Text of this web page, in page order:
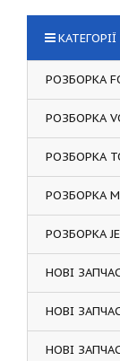
РОЗБОРКА
РОЗБОРКА
РОЗБОРКА
РОЗБОРКА
РОЗБОРКА
НОВІ
НОВІ
НОВІ